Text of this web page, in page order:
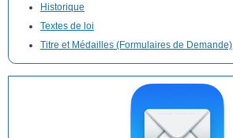
Historique
Textes de loi
Titre et Médailles (Formulaires de Demande)